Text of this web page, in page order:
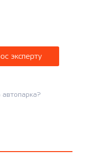
эксперту